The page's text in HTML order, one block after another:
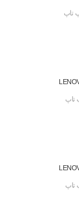
تاپ
تاپ
تاپ